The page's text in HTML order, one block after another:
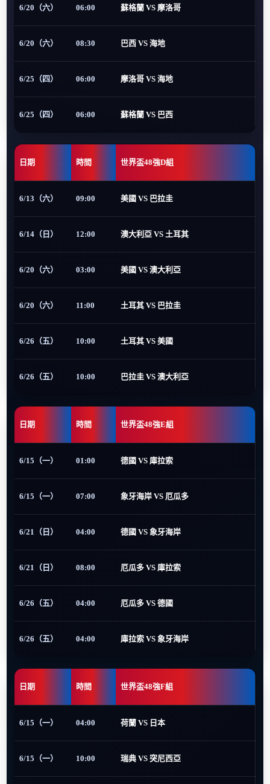
6/20（六） 06:00 蘇格蘭 VS 摩洛哥
6/20（六） 08:30 巴西 VS 海地
6/25（四） 06:00 摩洛哥 VS 海地
6/25（四） 06:00 蘇格蘭 VS 巴西
日期 時間 世界盃48強D組
6/13（六） 09:00 美國 VS 巴拉圭
6/14（日） 12:00 澳大利亞 VS 土耳其
6/20（六） 03:00 美國 VS 澳大利亞
6/20（六） 11:00 土耳其 VS 巴拉圭
6/26（五） 10:00 土耳其 VS 美國
6/26（五） 10:00 巴拉圭 VS 澳大利亞
日期 時間 世界盃48強E組
6/15（一） 01:00 德國 VS 庫拉索
6/15（一） 07:00 象牙海岸 VS 厄瓜多
6/21（日） 04:00 德國 VS 象牙海岸
6/21（日） 08:00 厄瓜多 VS 庫拉索
6/26（五） 04:00 厄瓜多 VS 德國
6/26（五） 04:00 庫拉索 VS 象牙海岸
日期 時間 世界盃48強F組
6/15（一） 04:00 荷蘭 VS 日本
6/15（一） 10:00 瑞典 VS 突尼西亞